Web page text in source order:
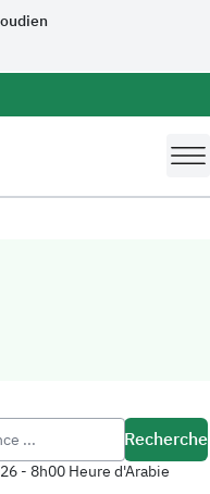
Recherche
- 8h00Heure d'Arabie